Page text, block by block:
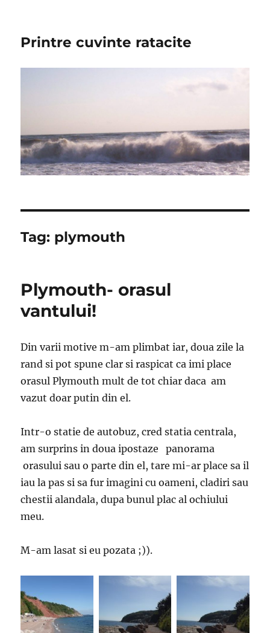
Printre cuvinte ratacite
Tag: plymouth
Plymouth- orasul
vantului!
Din varii motive m-am plimbat iar, doua zile la
rand si pot spune clar si raspicat ca imi place
orasul Plymouth mult de tot chiar daca am
vazut doar putin din el.
Intr-o statie de autobuz, cred statia centrala,
am surprins in doua ipostaze panorama
orasului sau o parte din el, tare mi-ar place sa il
iau la pas si sa fur imagini cu oameni, cladiri sau
chestii alandala, dupa bunul plac al ochiului
meu.
M-am lasat si eu pozata ;)).